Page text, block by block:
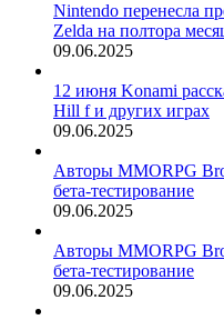
Nintendo перенесла
Zelda на полтора
09.06.2025
12 июня Konami
Hill f и других играх
09.06.2025
Авторы MMORPG
бета-тестирование
09.06.2025
Авторы MMORPG
бета-тестирование
09.06.2025